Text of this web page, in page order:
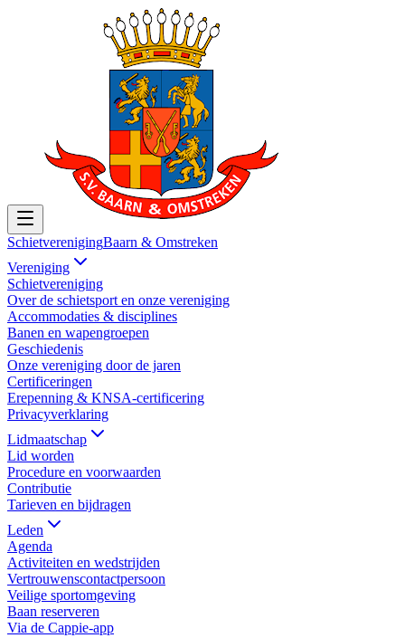
SchietverenigingBaarn & Omstreken
Vereniging
Schietvereniging
Over de schietsport en onze vereniging
Accommodaties & disciplines
Banen en wapengroepen
Geschiedenis
Onze vereniging door de jaren
Certificeringen
Erepenning & KNSA-certificering
Privacyverklaring
Lidmaatschap
Lid worden
Procedure en voorwaarden
Contributie
Tarieven en bijdragen
Leden
Agenda
Activiteiten en wedstrijden
Vertrouwenscontactpersoon
Veilige sportomgeving
Baan reserveren
Via de Cappie-app